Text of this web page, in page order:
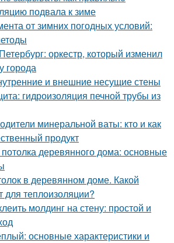
подвала к зиме
от зимних погодных условий:
оркестр, который изменил
города
и внешние несущие стены
гидроизоляция печной трубы из
минеральной ваты: кто и как
продукт
деревянного дома: основные
в деревянном доме. Какой
для теплоизоляции?
молдинг на стену: простой и
основные характеристики и